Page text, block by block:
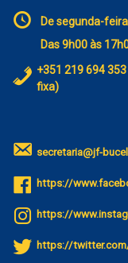
De segunda-
Das 9h00 às
+351 219 694
fixa)
secretaria@jf-
https://
https://
https://